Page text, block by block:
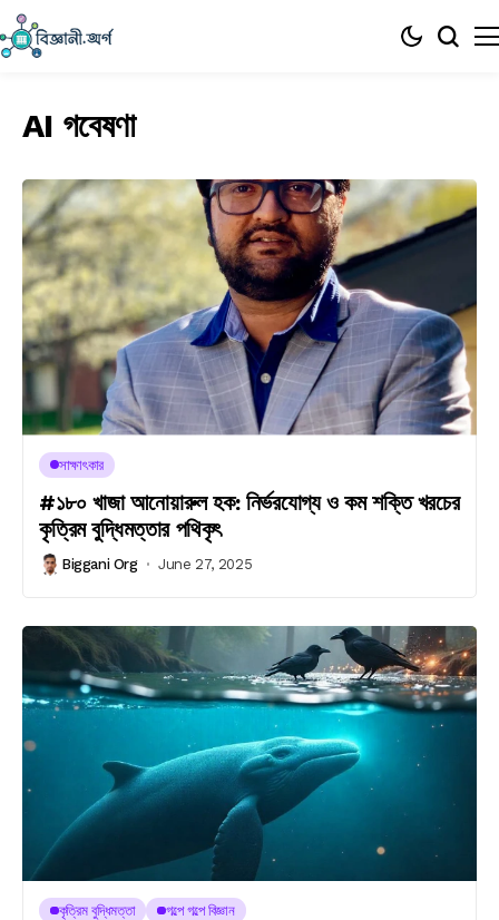
AI গবেষণা
সাক্ষাৎকার
#১৮০ খাজা আনোয়ারুল হক: নির্ভরযোগ্য ও কম শক্তি খরচের
কৃত্রিম বুদ্ধিমত্তার পথিকৃৎ
Biggani Org June 27, 2025
কৃত্রিম বুদ্ধিমত্তা গল্পে গল্পে বিজ্ঞান